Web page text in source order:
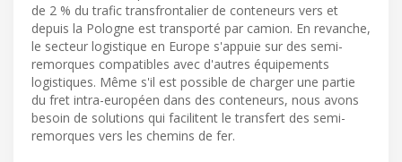
de 2 % du trafic transfrontalier de conteneurs vers et
depuis la Pologne est transporté par camion. En revanche,
le secteur logistique en Europe s'appuie sur des semi-
remorques compatibles avec d'autres équipements
logistiques. Même s'il est possible de charger une partie
du fret intra-européen dans des conteneurs, nous avons
besoin de solutions qui facilitent le transfert des semi-
remorques vers les chemins de fer.